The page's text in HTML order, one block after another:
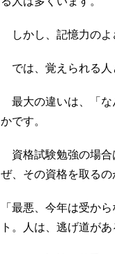
しかし、記憶力のよ
では、覚えられる人
最大の違いは、「な
かです。
資格試験勉強の場合
ぜ、その資格を取るの
「最悪、今年は受か
ト。人は、逃げ道が